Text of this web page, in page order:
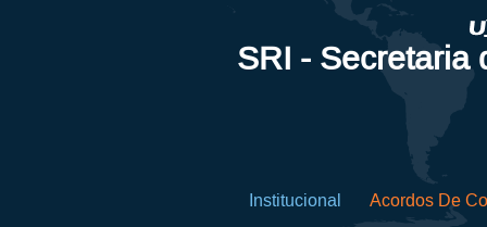
SRI - Secretaria
Institucional Acordos De